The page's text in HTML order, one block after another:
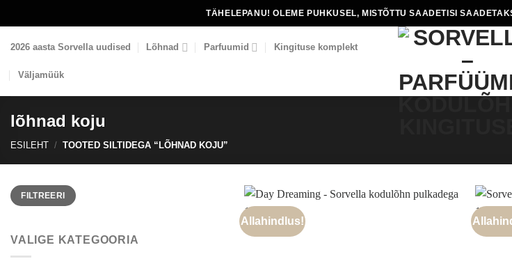
to
content
TÄHELEPANU! OLEME PUHKUSEL, MISTÕTTU SAADETISI
2026 aasta Sorvella uudised Lõhnad Parfuumid Kingituse komplekt
Väljamüük
lõhnad koju
ESILEHT / TOOTED SILTIDEGA “LÕHNAD KOJU”
Minimaalne
hind
Maksimaalne
hindFILTREERI
VALIGE KATEGOORIA
Allahindlus!